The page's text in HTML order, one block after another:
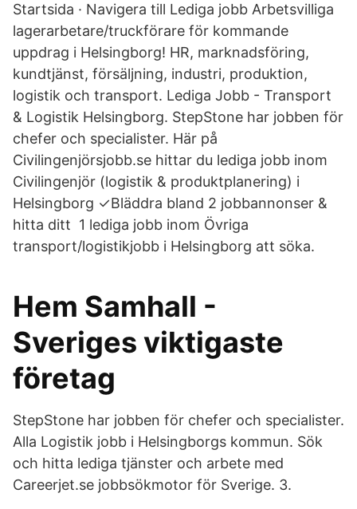
Startsida · Navigera till Lediga jobb Arbetsvilliga
lagerarbetare/truckförare för kommande
uppdrag i Helsingborg! HR, marknadsföring,
kundtjänst, försäljning, industri, produktion,
logistik och transport. Lediga Jobb - Transport
& Logistik Helsingborg. StepStone har jobben för
chefer och specialister. Här på
Civilingenjörsjobb.se hittar du lediga jobb inom
Civilingenjör (logistik & produktplanering) i
Helsingborg ✓Bläddra bland 2 jobbannonser &
hitta ditt 1 lediga jobb inom Övriga
transport/logistikjobb i Helsingborg att söka.
Hem Samhall -
Sveriges viktigaste
företag
StepStone har jobben för chefer och specialister.
Alla Logistik jobb i Helsingborgs kommun. Sök
och hitta lediga tjänster och arbete med
Careerjet.se jobbsökmotor för Sverige. 3.